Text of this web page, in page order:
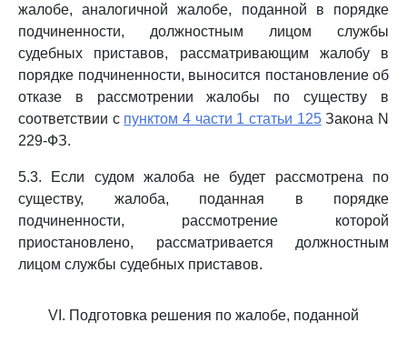
жалобе, аналогичной жалобе, поданной в порядке
подчиненности, должностным лицом службы
судебных приставов, рассматривающим жалобу в
порядке подчиненности, выносится постановление об
отказе в рассмотрении жалобы по существу в
соответствии с пунктом 4 части 1 статьи 125Закона N
229-ФЗ.
5.3. Если судом жалоба не будет рассмотрена по
существу, жалоба, поданная в порядке
подчиненности, рассмотрение которой
приостановлено, рассматривается должностным
лицом службы судебных приставов.
VI. Подготовка решения по жалобе, поданной